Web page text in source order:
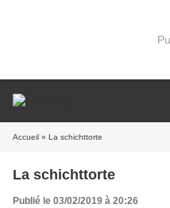
Accueil » La schichttorte
La schichttorte
Publié le 03/02/2019 à 20:26